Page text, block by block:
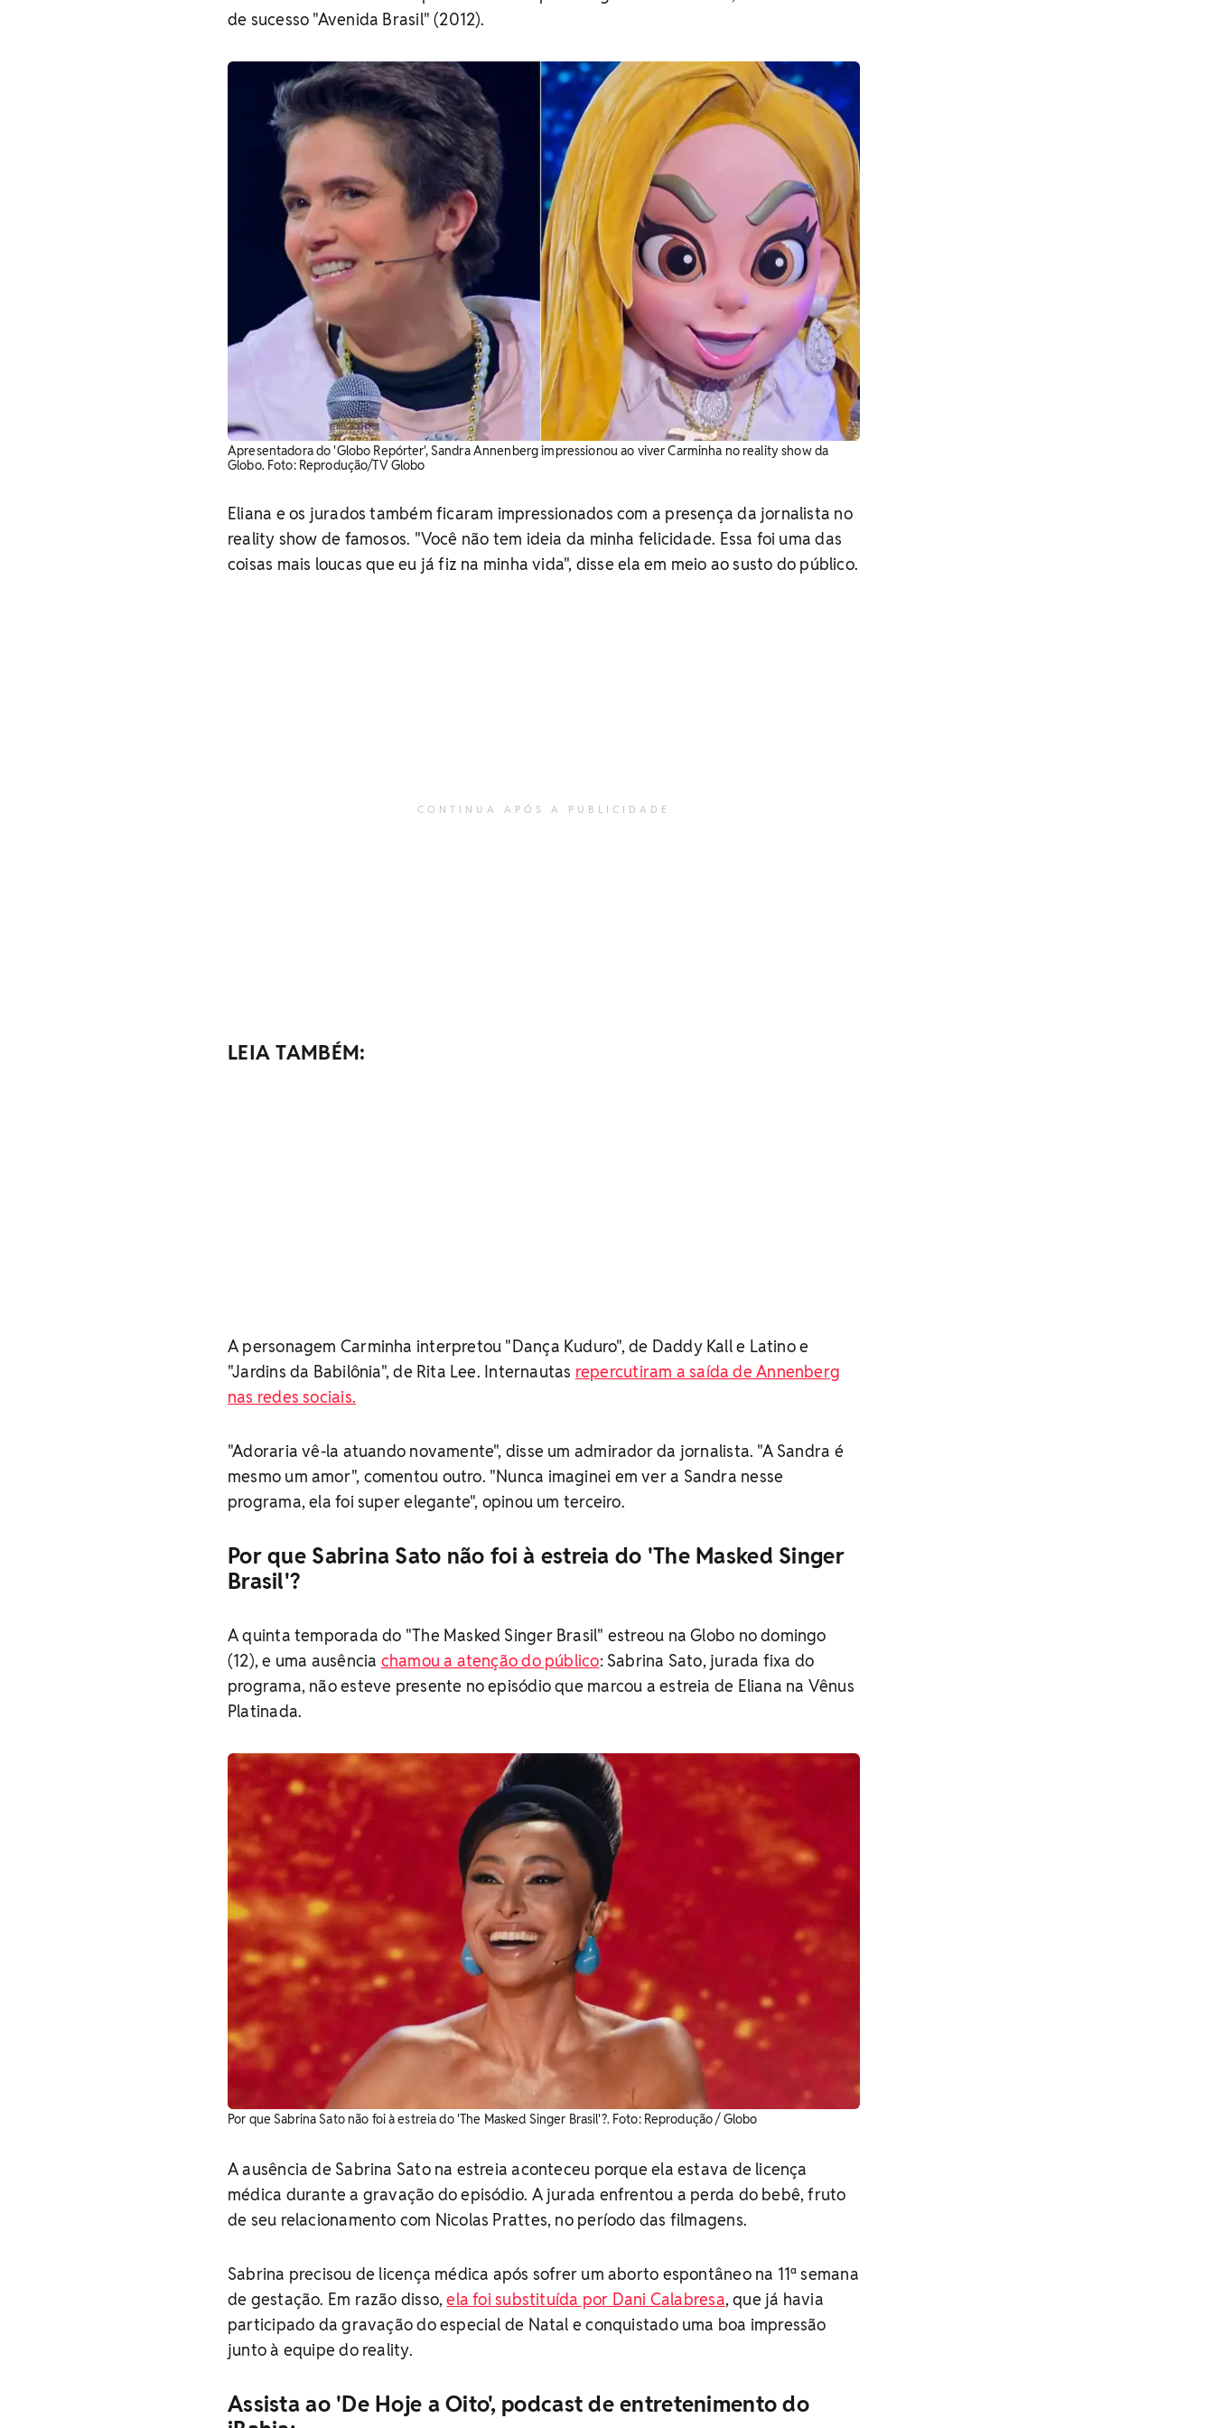
de sucesso "Avenida Brasil" (2012).
Apresentadora do 'Globo Repórter', Sandra Annenberg impressionou ao viver Carminha no reality show da
Globo. Foto: Reprodução/TV Globo
Eliana e os jurados também ficaram impressionados com a presença da jornalista no
reality show de famosos. "Você não tem ideia da minha felicidade. Essa foi uma das
coisas mais loucas que eu já fiz na minha vida", disse ela em meio ao susto do público.
CONTINUA APÓS A PUBLICIDADE
LEIA TAMBÉM:
A personagem Carminha interpretou "Dança Kuduro", de Daddy Kall e Latino e
"Jardins da Babilônia", de Rita Lee. Internautas repercutiram a saída de Annenberg
nas redes sociais.
"Adoraria vê-la atuando novamente", disse um admirador da jornalista. "A Sandra é
mesmo um amor", comentou outro. "Nunca imaginei em ver a Sandra nesse
programa, ela foi super elegante", opinou um terceiro.
Por que Sabrina Sato não foi à estreia do 'The Masked Singer
Brasil'?
A quinta temporada do "The Masked Singer Brasil" estreou na Globo no domingo
(12), e uma ausência chamou a atenção do público: Sabrina Sato, jurada fixa do
programa, não esteve presente no episódio que marcou a estreia de Eliana na Vênus
Platinada.
Por que Sabrina Sato não foi à estreia do 'The Masked Singer Brasil'?. ​Foto: Reprodução / Globo
A ausência de Sabrina Sato na estreia aconteceu porque ela estava de licença
médica durante a gravação do episódio. A jurada enfrentou a perda do bebê, fruto
de seu relacionamento com Nicolas Prattes, no período das filmagens.
Sabrina precisou de licença médica após sofrer um aborto espontâneo na 11ª semana
de gestação. Em razão disso,ela foi substituída por Dani Calabresa, que já havia
participado da gravação do especial de Natal e conquistado uma boa impressão
junto à equipe do reality.
Assista ao 'De Hoje a Oito', podcast de entretenimento do